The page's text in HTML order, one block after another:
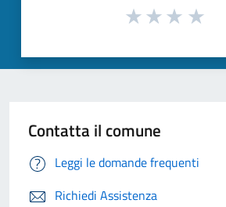
Contatta il comune
Leggi le domande frequenti
Richiedi Assistenza